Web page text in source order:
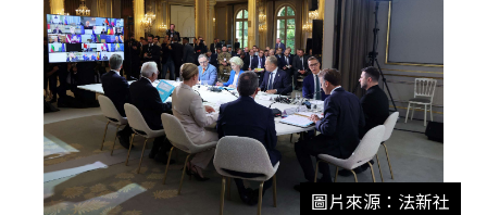
圖片來源：法新社